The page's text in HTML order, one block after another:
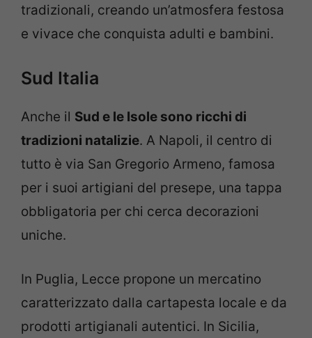
tradizionali, creando un’atmosfera festosa
e vivace che conquista adulti e bambini.
Sud Italia
Anche il Sud e le Isole sono ricchi di
tradizioni natalizie. A Napoli, il centro di
tutto è via San Gregorio Armeno, famosa
per i suoi artigiani del presepe, una tappa
obbligatoria per chi cerca decorazioni
uniche.
In Puglia, Lecce propone un mercatino
caratterizzato dalla cartapesta locale e da
prodotti artigianali autentici. In Sicilia,